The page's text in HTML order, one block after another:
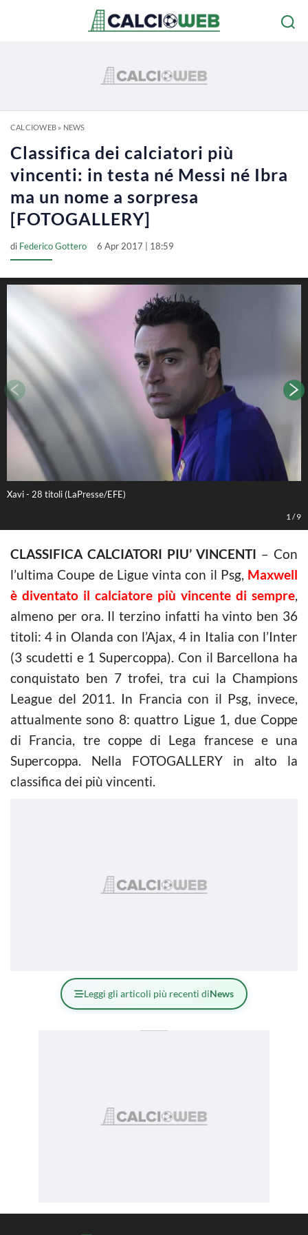
CALCIOWEB» NEWS
Classifica dei calciatori più
vincenti: in testa né Messi né Ibra
ma un nome a sorpresa
[FOTOGALLERY]
di Federico Gottero 6 Apr 2017 | 18:59
Xavi - 28 titoli (LaPresse/EFE)
1 /9
CLASSIFICA CALCIATORI PIU’ VINCENTI – Con
l’ultima Coupe de Ligue vinta con il Psg, Maxwell
è diventato il calciatore più vincente di sempre,
almeno per ora. Il terzino infatti ha vinto ben 36
titoli: 4 in Olanda con l’Ajax, 4 in Italia con l’Inter
(3 scudetti e 1 Supercoppa). Con il Barcellona ha
conquistato ben 7 trofei, tra cui la Champions
League del 2011. In Francia con il Psg, invece,
attualmente sono 8: quattro Ligue 1, due Coppe
di Francia, tre coppe di Lega francese e una
Supercoppa. Nella FOTOGALLERY in alto la
classifica dei più vincenti.
Leggi gli articoli più recenti diNews